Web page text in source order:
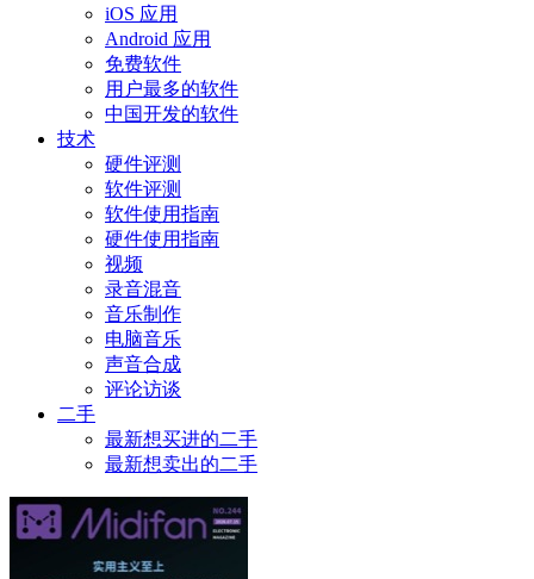
iOS 应用
Android 应用
免费软件
用户最多的软件
中国开发的软件
技术
硬件评测
软件评测
软件使用指南
硬件使用指南
视频
录音混音
音乐制作
电脑音乐
声音合成
评论访谈
二手
最新想买进的二手
最新想卖出的二手